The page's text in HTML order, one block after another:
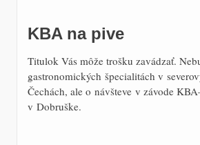
KBA na pive
Titulok Vás môže trošku zavádzať.
gastronomických špecialitách v
Čechách, ale o návšteve v závode
v Dobruške.